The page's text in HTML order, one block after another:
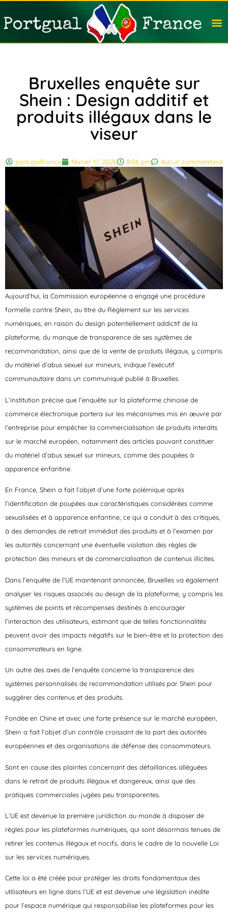
Bruxelles enquête sur
Shein : Design additif et
produits illégaux dans le
viseur
portugalfrance février 17, 2026 8:06 pm Aucun commentaire
Aujourd’hui, la Commission européenne a engagé une procédure
formelle contre Shein, au titre du Règlement sur les services
numériques, en raison du design potentiellement addictif de la
plateforme, du manque de transparence de ses systèmes de
recommandation, ainsi que de la vente de produits illégaux, y compris
du matériel d’abus sexuel sur mineurs, indique l’exécutif
communautaire dans un communiqué publié à Bruxelles.
L’institution précise que l’enquête sur la plateforme chinoise de
commerce électronique portera sur les mécanismes mis en œuvre par
l’entreprise pour empêcher la commercialisation de produits interdits
sur le marché européen, notamment des articles pouvant constituer
du matériel d’abus sexuel sur mineurs, comme des poupées à
apparence enfantine.
En France, Shein a fait l’objet d’une forte polémique après
l’identification de poupées aux caractéristiques considérées comme
sexualisées et à apparence enfantine, ce qui a conduit à des critiques,
à des demandes de retrait immédiat des produits et à l’examen par
les autorités concernant une éventuelle violation des règles de
protection des mineurs et de commercialisation de contenus illicites.
Dans l’enquête de l’UE maintenant annoncée, Bruxelles va également
analyser les risques associés au design de la plateforme, y compris les
systèmes de points et récompenses destinés à encourager
l’interaction des utilisateurs, estimant que de telles fonctionnalités
peuvent avoir des impacts négatifs sur le bien-être et la protection des
consommateurs en ligne.
Un autre des axes de l’enquête concerne la transparence des
systèmes personnalisés de recommandation utilisés par Shein pour
suggérer des contenus et des produits.
Fondée en Chine et avec une forte présence sur le marché européen,
Shein a fait l’objet d’un contrôle croissant de la part des autorités
européennes et des organisations de défense des consommateurs.
Sont en cause des plaintes concernant des défaillances alléguées
dans le retrait de produits illégaux et dangereux, ainsi que des
pratiques commerciales jugées peu transparentes.
L’UE est devenue la première juridiction au monde à disposer de
règles pour les plateformes numériques, qui sont désormais tenues de
retirer les contenus illégaux et nocifs, dans le cadre de la nouvelle Loi
sur les services numériques.
Cette loi a été créée pour protéger les droits fondamentaux des
utilisateurs en ligne dans l’UE et est devenue une législation inédite
pour l’espace numérique qui responsabilise les plateformes pour les